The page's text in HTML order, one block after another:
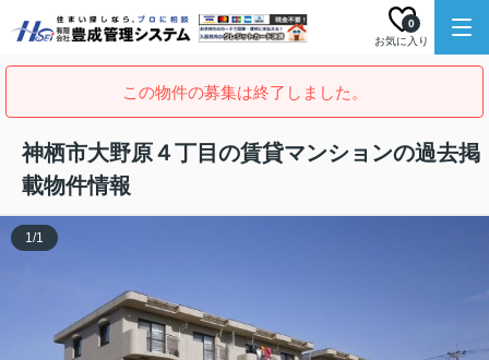
お気に入り
0
この物件の募集は終了しました。
神栖市大野原４丁目の賃貸マンションの過去掲
載物件情報
1/1